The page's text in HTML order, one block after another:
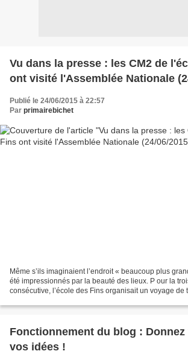
Vu dans la presse : les CM2 de
ont visité l'Assemblée Nationale
Publié le 24/06/2015 à 22:57
Par primairebichet
Même s’ils imaginaient l’endroit « beaucoup plus
été impressionnés par la beauté des lieux. P our la
consécutive, l’école des Fins organisait un voyage de
Fonctionnement du blog :
vos idées !